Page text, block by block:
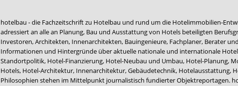
hotelbau - die Fachzeitschrift zu Hotelbau und rund um die Hotelimmobilien-
adressiert an alle an Planung, Bau und Ausstattung von Hotels beteiligten
Investoren, Architekten, Innenarchitekten, Bauingenieure, Fachplaner, Berater
Informationen und Hintergründe über aktuelle nationale und internationale
Standortpolitik, Hotel-Finanzierung, Hotel-Neubau und Umbau, Hotel-Planung,
Hotels, Hotel-Architektur, Innenarchitektur, Gebäudetechnik, Hotelausstattung,
Philosophien stehen im Mittelpunkt journalistisch fundierter Objektreportagen.